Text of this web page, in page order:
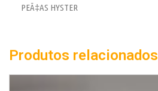
PEÃ‡AS HYSTER
Produtos relacionados